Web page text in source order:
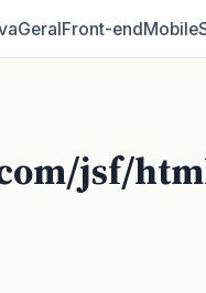
GeralFront‑endMobile
jsf/